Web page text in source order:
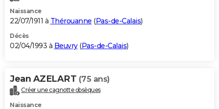
Naissance
22/07/1911 à Thérouanne (Pas-de-Calais)
Décès
02/04/1993 à Beuvry(Pas-de-Calais)
Jean AZELART (75 ans)
Créer une cagnotte obsèques
Naissance